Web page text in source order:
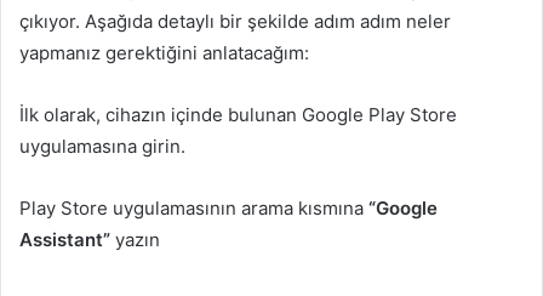
çıkıyor. Aşağıda detaylı bir şekilde adım adım neler
yapmanız gerektiğini anlatacağım:
İlk olarak, cihazın içinde bulunan Google Play Store
uygulamasına girin.
Play Store uygulamasının arama kısmına “Google
Assistant” yazın